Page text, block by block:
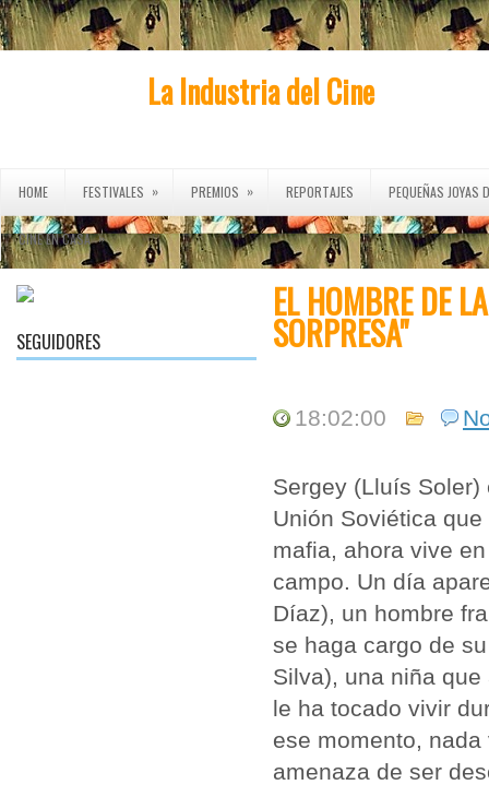
La Industria del Cine
HOME FESTIVALES » PREMIOS » REPORTAJES PEQUEÑAS JOYAS
CINE EN CASA »
SEGUIDORES
EL HOMBRE DE
SORPRESA"
18:02:00
Sergey (Lluís
Unión Soviética
mafia, ahora vive
campo. Un día
Díaz), un hombre
se haga cargo de
Silva), una niña
le ha tocado vivir
ese momento,
amenaza de ser